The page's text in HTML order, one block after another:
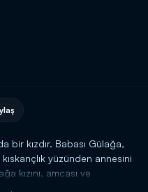
bir kızdır. Babası Gülağa,
yüzünden annesini
kızını, amcası ve